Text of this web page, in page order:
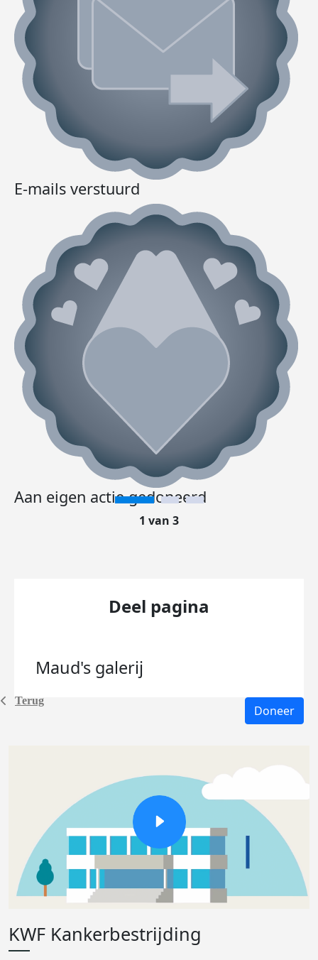
Terug
E-mails verstuurd
Aan eigen actie gedoneerd
1 van 3
Deel pagina
Maud's galerij
Doneer
KWF Kankerbestrijding